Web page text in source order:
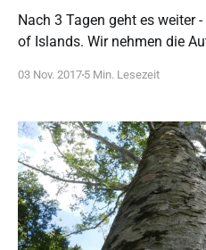
Nach 3 Tagen geht es weiter
of Islands. Wir nehmen die
03 Nov. 2017 5 Min. Lesezeit